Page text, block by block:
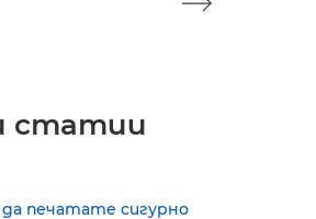
статии